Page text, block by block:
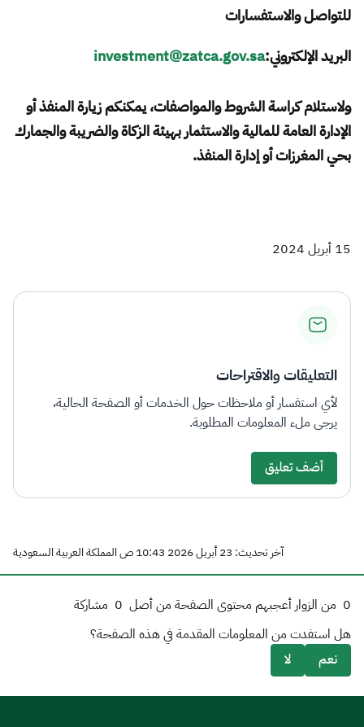
للتواصل والاستفسارات
البريد الإلكتروني:investment@zatca.gov.sa
ولاستلام كراسة الشروط والمواصفات، يمكنكم زيارة المنفذ أو
الإدارة العامة للمالية والاستثمار بهيئة الزكاة والضريبة والجمارك
بحي المغرزات أو إدارة المنفذ.
15 أبريل 2024
التعليقات والاقتراحات
لأي استفسار أو ملاحظات حول الخدمات أو الصفحة الحالية،
يرجى ملء المعلومات المطلوبة.
أضف تعليق
آخر تحديث: 23 أبريل 2026 10:43 ص المملكة العربية السعودية
0 من الزوار أعجبهم محتوى الصفحة من أصل 0 مشاركة
هل استفدت من المعلومات المقدمة في هذه الصفحة؟
نعم
لا